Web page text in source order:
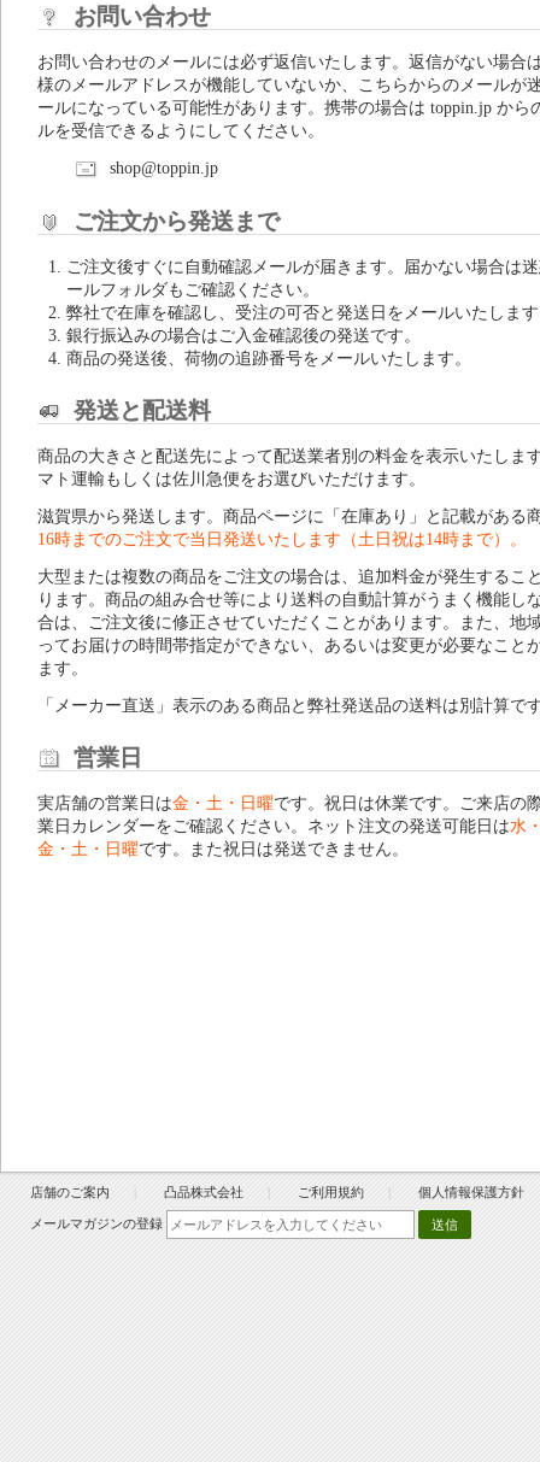
お問い合わせ
お問い合わせのメールには必ず返信いたします。返信がない場合
様のメールアドレスが機能していないか、こちらからのメールが
ールになっている可能性があります。携帯の場合は toppin.jp から
ルを受信できるようにしてください。
shop@toppin.jp
ご注文から発送まで
ご注文後すぐに自動確認メールが届きます。届かない場合は
ールフォルダもご確認ください。
弊社で在庫を確認し、受注の可否と発送日をメールいたしま
銀行振込みの場合はご入金確認後の発送です。
商品の発送後、荷物の追跡番号をメールいたします。
発送と配送料
商品の大きさと配送先によって配送業者別の料金を表示いたしま
マト運輸もしくは佐川急便をお選びいただけます。
滋賀県から発送します。商品ページに「在庫あり」と記載がある
16時までのご注文で当日発送いたします（土日祝は14時まで）。
大型または複数の商品をご注文の場合は、追加料金が発生するこ
ります。商品の組み合せ等により送料の自動計算がうまく機能し
合は、ご注文後に修正させていただくことがあります。また、地
ってお届けの時間帯指定ができない、あるいは変更が必要なこと
ます。
「メーカー直送」表示のある商品と弊社発送品の送料は別計算で
営業日
実店舗の営業日は金・土・日曜です。祝日は休業です。ご来店の
業日カレンダーをご確認ください。ネット注文の発送可能日は水
金・土・日曜です。また祝日は発送できません。
店舗のご案内 凸品株式会社 ご利用規約 個人情報保護方針
メールマガジンの登録 送信